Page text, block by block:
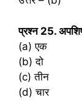
प्रश्‍न 25.
(a) एक
(b) दो
(c) तीन
(d) चार